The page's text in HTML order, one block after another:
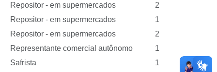
Repositor - em supermercados
2
Repositor - em supermercados
1
Repositor - em supermercados
2
Representante comercial autônomo
1
Safrista
1